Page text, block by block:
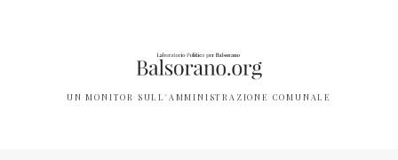
UN MONITOR SULL'AMMINISTRAZIONE COMUNALE